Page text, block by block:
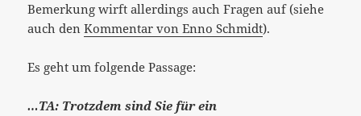
Bemerkung wirft allerdings auch Fragen auf (siehe
auch denKommentar von Enno Schmidt).
Es geht um folgende Passage:
…TA: Trotzdem sind Sie für ein